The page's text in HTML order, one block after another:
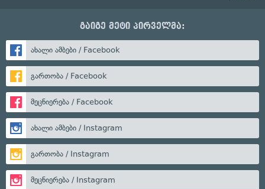
გაიგე მეტი პირველმა:
ახალი ამბები / Facebook
გართობა / Facebook
მეცნიერება / Facebook
ახალი ამბები / Instagram
გართობა / Instagram
მეცნიერება / Instagram